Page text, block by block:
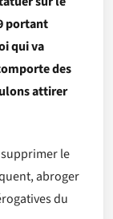
portant
qui va
des
attirer
le
abroger
du